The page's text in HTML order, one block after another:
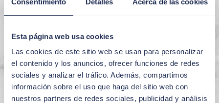
Esta página web usa cookies
Las cookies de este sitio web se usan para personalizar
el contenido y los anuncios, ofrecer funciones de redes
sociales y analizar el tráfico. Además, compartimos
información sobre el uso que haga del sitio web con
nuestros partners de redes sociales, publicidad y análisis